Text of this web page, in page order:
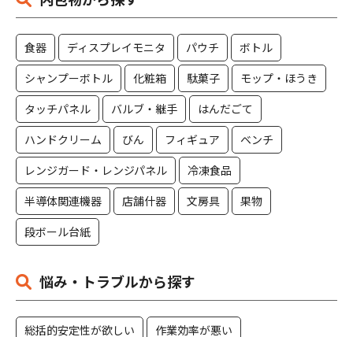
食器 ディスプレイモニタ パウチ
ボトル
シャンプーボトル
化粧箱 駄菓子
モップ・ほうき
タッチパネル
バルブ・継手
はんだごて
ハンドクリーム
びん フィギュア
ベンチ
レンジガード・レンジパネル
冷凍食品
半導体関連機器
店舗什器 文房具
果物
段ボール台紙
悩み・トラブルから探す
総括的安定性が欲しい
作業効率が悪い